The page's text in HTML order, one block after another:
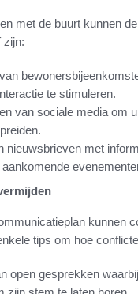
met de buurt kunnen
zijn:
te stimuleren.
van sociale media om
nieuwsbrieven met
kunnen
tips om hoe
open gesprekken